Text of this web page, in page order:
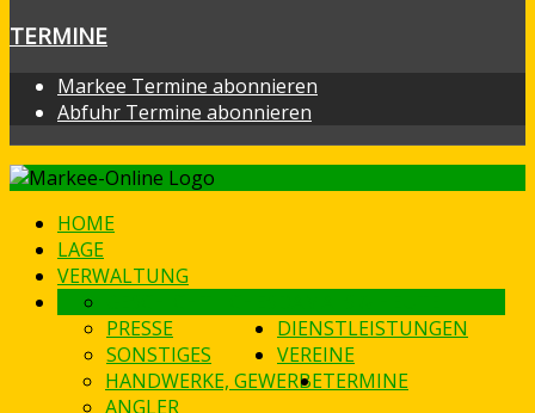
TERMINE
Markee Termine abonnieren
Abfuhr Termine abonnieren
HOME
LAGE
VERWALTUNG
PRESSE
SONSTIGES
DIENSTLEISTUNGEN
HANDWERKE, GEWERBE
VEREINE
ANGLER
TERMINE